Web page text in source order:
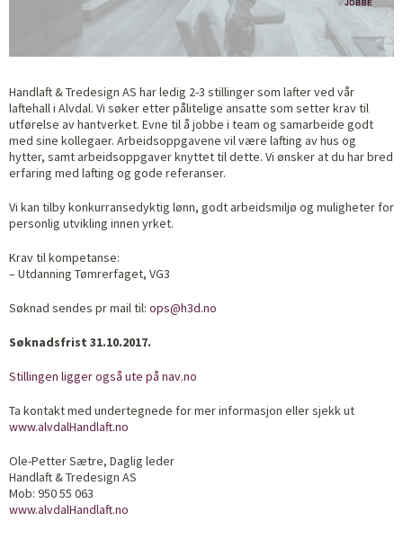
Handlaft & Tredesign AS har ledig 2-3 stillinger som lafter ved vår
laftehall i Alvdal. Vi søker etter pålitelige ansatte som setter krav til
utførelse av hantverket. Evne til å jobbe i team og samarbeide godt
med sine kollegaer. Arbeidsoppgavene vil være lafting av hus og
hytter, samt arbeidsoppgaver knyttet til dette. Vi ønsker at du har bred
erfaring med lafting og gode referanser.
Vi kan tilby konkurransedyktig lønn, godt arbeidsmiljø og muligheter for
personlig utvikling innen yrket.
Krav til kompetanse:
– Utdanning Tømrerfaget, VG3
Søknad sendes pr mail til: ops@h3d.no
Søknadsfrist 31.10.2017.
Stillingen ligger også ute på nav.no
Ta kontakt med undertegnede for mer informasjon eller sjekk ut
www.alvdalHandlaft.no
Ole-Petter Sætre, Daglig leder
Handlaft & Tredesign AS
Mob: 950 55 063
www.alvdalHandlaft.no